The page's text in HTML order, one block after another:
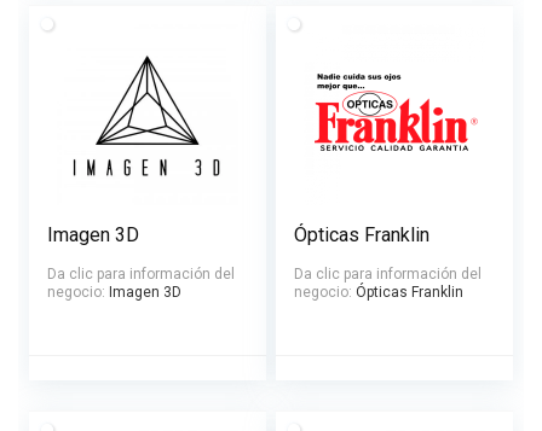
Imagen 3D
Da clic para información del
negocio: Imagen 3D
Ópticas Franklin
Da clic para información del
negocio: Ópticas Franklin